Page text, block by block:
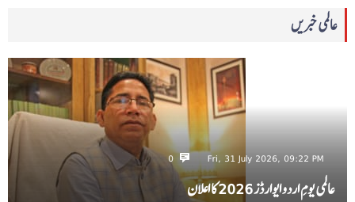
عالمی خبریں
Fri, 31 July 2026, 09:22 PM
0
عالمی یومِ اردو ایوارڈز 2026 کا اعلان